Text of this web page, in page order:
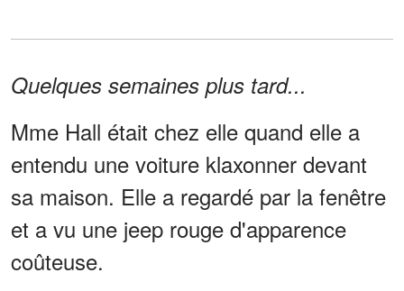
Quelques semaines plus tard...
Mme Hall était chez elle quand elle a
entendu une voiture klaxonner devant
sa maison. Elle a regardé par la fenêtre
et a vu une jeep rouge d'apparence
coûteuse.